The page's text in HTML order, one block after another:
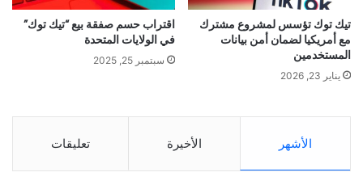
تيك توك تؤسس لمشروع مشترك
مع أمريكيا لضمان أمن بيانات
المستخدمين
يناير 23, 2026
اقتراب حسم صفقة بيع “تيك توك”
في الولايات المتحدة
سبتمبر 25, 2025
الأشهر الأخيرة تعليقات